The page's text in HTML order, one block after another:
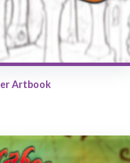
Artbook